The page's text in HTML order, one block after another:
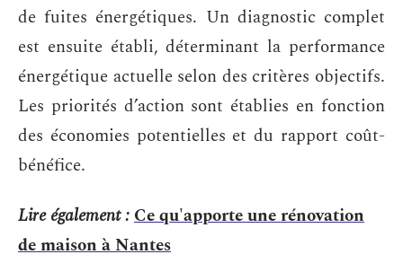
de fuites énergétiques. Un diagnostic complet
est ensuite établi, déterminant la performance
énergétique actuelle selon des critères objectifs.
Les priorités d’action sont établies en fonction
des économies potentielles et du rapport coût-
bénéfice.
Lire également :Ce qu'apporte une rénovation
de maison à Nantes